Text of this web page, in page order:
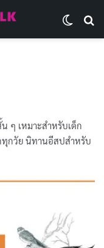
ๆ เหมาะสำหรับเด็ก
กวัย นิทานอีสปสำหรับ